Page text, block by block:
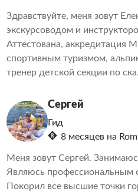
Здравствуйте, меня зовут
экскурсоводом и
Аттестована, аккредитация
спортивным туризмом,
тренер детской секции по
свой край, природу, море, и
впечатлениями с
на индивидуальные туры на
джип) в красивейшие уголки
Приморского края.
Сергей
Гид
8 месяцев на
Меня зовут Сергей.
Являюсь профессиональным
Покорил все высшие точки